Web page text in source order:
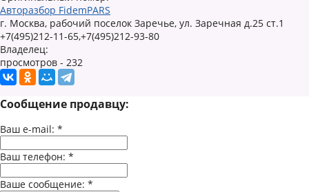
Авторазбор FidemPARS
г. Москва, рабочий поселок Заречье, ул. Заречная д.25 ст.1
+7(495)212-11-65,+7(495)212-93-80
Владелец:
просмотров - 232
Сообщение продавцу:
Ваш e-mail: *
Ваш телефон: *
Ваше сообщение: *